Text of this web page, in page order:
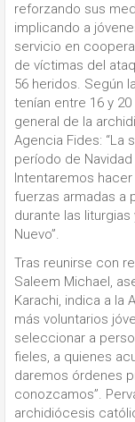
reforzando sus
implicando a
servicio en
de víctimas del
56 heridos. Según
tenían entre 16 y
general de la
Agencia Fides: “La
período de
Intentaremos
fuerzas armadas a
durante las
Nuevo”.
Tras reunirse con
Saleem Michael,
Karachi, indica a la
más voluntarios
seleccionar a
fieles, a quienes
daremos órdenes
conozcamos”.
archidiócesis